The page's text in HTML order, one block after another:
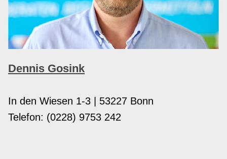
Dennis Gosink
In den Wiesen 1-3 | 53227 Bonn
Telefon: (0228) 9753 242